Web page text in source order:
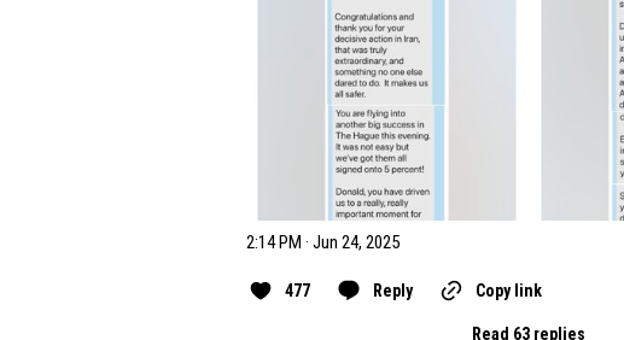
2:14 PM · Jun 24, 2025
477 Reply Copy link
Read 63 replies